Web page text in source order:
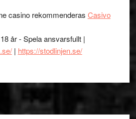
casino rekommenderas Casivo
år - Spela ansvarsfullt |
| https://stodlinjen.se/